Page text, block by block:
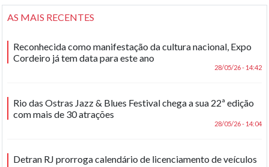
AS MAIS RECENTES
Reconhecida como manifestação da cultura nacional, Expo
Cordeiro já tem data para este ano
28/05/26 - 14:42
Rio das Ostras Jazz & Blues Festival chega a sua 22ª edição
com mais de 30 atrações
28/05/26 - 14:04
Detran RJ prorroga calendário de licenciamento de veículos